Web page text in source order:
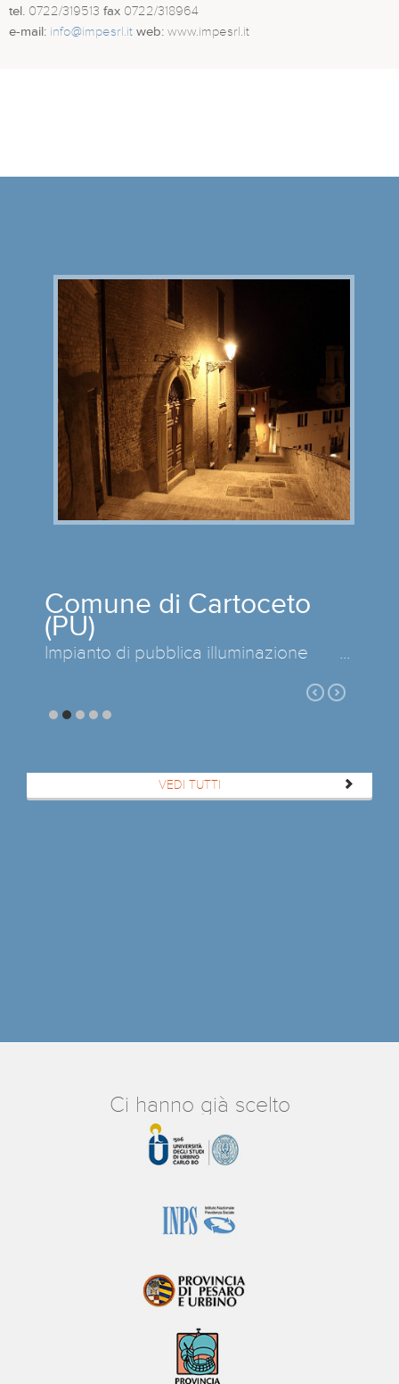
tel. 0722/319513 fax 0722/318964
e-mail: info@impesrl.it web: www.impesrl.it
Comune di Cartoceto
(PU)
Impianto di pubblica illuminazione ...
VEDI TUTTI
Ci hanno già scelto